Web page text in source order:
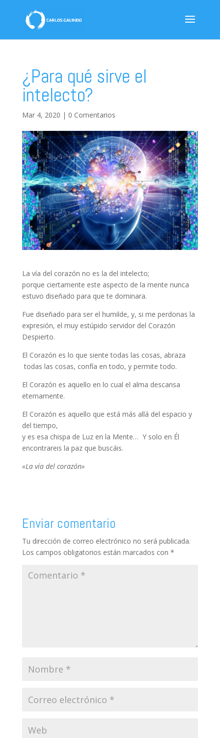
¿Para qué sirve el
intelecto?
Mar 4, 2020 | 0 Comentarios
La vía del corazón no es la del intelecto;
porque ciertamente este aspecto de la mente nunca
estuvo diseñado para que te dominara.
Fue diseñado para ser el humilde, y, si me perdonas la
expresión, el muy estúpido servidor del Corazón
Despierto.
El Corazón es lo que siente todas las cosas, abraza
todas las cosas, confía en todo, y permite todo.
El Corazón es aquello en lo cual el alma descansa
eternamente.
El Corazón es aquello que está más allá del espacio y
del tiempo,
y es esa chispa de Luz en la Mente… Y solo en Él
encontrareis la paz que buscáis.
«La vía del corazón»
Enviar comentario
Tu dirección de correo electrónico no será publicada.
Los campos obligatorios están marcados con *